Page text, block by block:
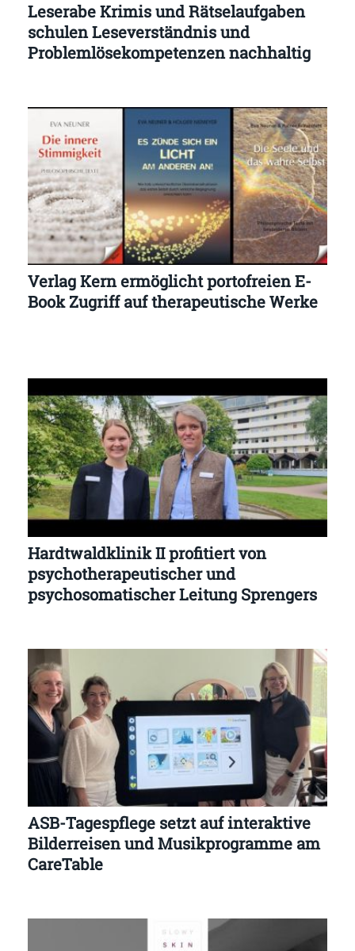
Leserabe Krimis und Rätselaufgaben
schulen Leseverständnis und
Problemlösekompetenzen nachhaltig
Verlag Kern ermöglicht portofreien E-
Book Zugriff auf therapeutische Werke
Hardtwaldklinik II profitiert von
psychotherapeutischer und
psychosomatischer Leitung Sprengers
ASB-Tagespflege setzt auf interaktive
Bilderreisen und Musikprogramme am
CareTable